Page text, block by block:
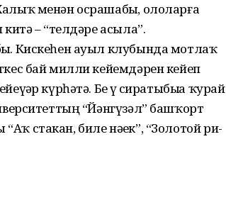
менән осрашабыҙ, ололарға
– “тел­дәре асыла”.
Кискеһен ауыл клубында мотлаҡ
бай милли ке­йем­дәрен кейеп
күрһәтә. Беҙ үҙ сиратыбыҙҙа ҡу­рай
“Йәнгүзәл” башҡорт
стакан, биле нәҙек”, “Золо­той ри-